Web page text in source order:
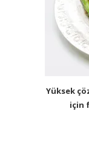
Yüksek
için